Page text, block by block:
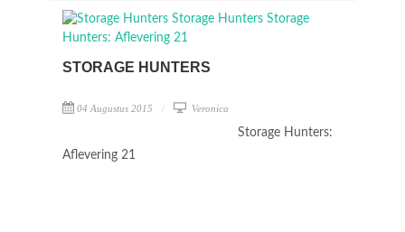
STORAGE HUNTERS
04 Augustus 2015 Veronica
Storage Hunters:
Aflevering 21